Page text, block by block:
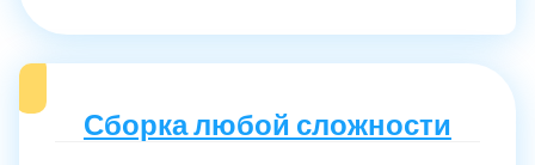
Сборка любой сложности